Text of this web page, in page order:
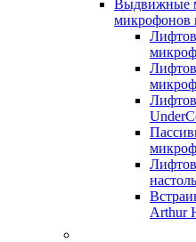
Выдвижные
микрофонов
Arthur